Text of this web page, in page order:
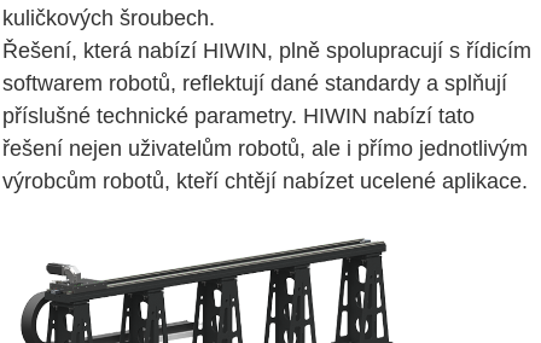
kuličkových šroubech.
Řešení, která nabízí HIWIN, plně spolupracují s řídicím
softwarem robotů, reflektují dané standardy a splňují
příslušné technické parametry. HIWIN nabízí tato
řešení nejen uživatelům robotů, ale i přímo jednotlivým
výrobcům robotů, kteří chtějí nabízet ucelené aplikace.